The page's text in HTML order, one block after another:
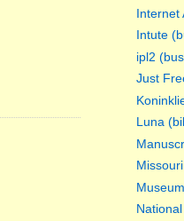
Internet
Intute
ipl2
Just
Luna